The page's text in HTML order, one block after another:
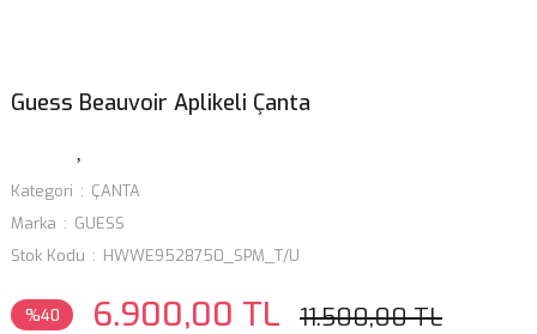
Guess Beauvoir Aplikeli Çanta
Kategori
ÇANTA
Marka
GUESS
Stok Kodu
HWWE9528750_SPM_T/U
%40 6.900,00 TL 11.500,00 TL